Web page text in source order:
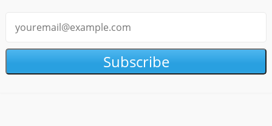
Subscribe